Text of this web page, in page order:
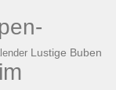
Lustige Buben